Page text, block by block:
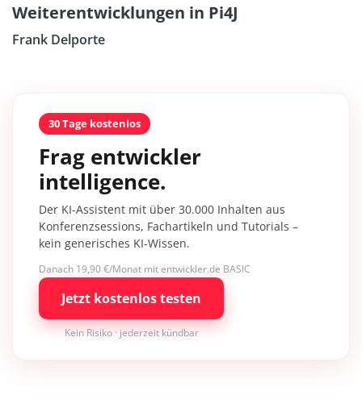
Weiterentwicklungen in Pi4J
Frank Delporte
30 Tage kostenlos
Frag entwickler
intelligence.
Der KI-Assistent mit über 30.000 Inhalten aus
Konferenzsessions, Fachartikeln und Tutorials –
kein generisches KI-Wissen.
Danach 19,90 €/Monat mit entwickler.de BASIC
Jetzt kostenlos testen
Kein Risiko · jederzeit kündbar